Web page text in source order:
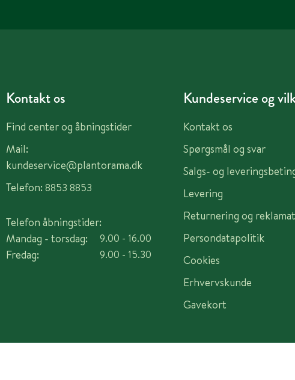
Kontakt os
Find center og åbningstider
Mail:
kundeservice@plantorama.dk
Telefon: 8853 8853
Telefon åbningstider:
Mandag - torsdag:
Fredag:
9.00 - 16.00
9.00 - 15.30
Kundeservice og
Kontakt os
Spørgsmål og svar
Salgs- og
Levering
Returnering og
Persondatapolitik
Cookies
Erhvervskunde
Gavekort